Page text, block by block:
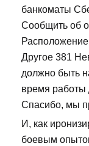
банкоматы
Сообщить об
Другое 381
должно быть
время работы
Спасибо, мы
И, как
боевым